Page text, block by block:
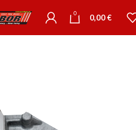
0 0,00€